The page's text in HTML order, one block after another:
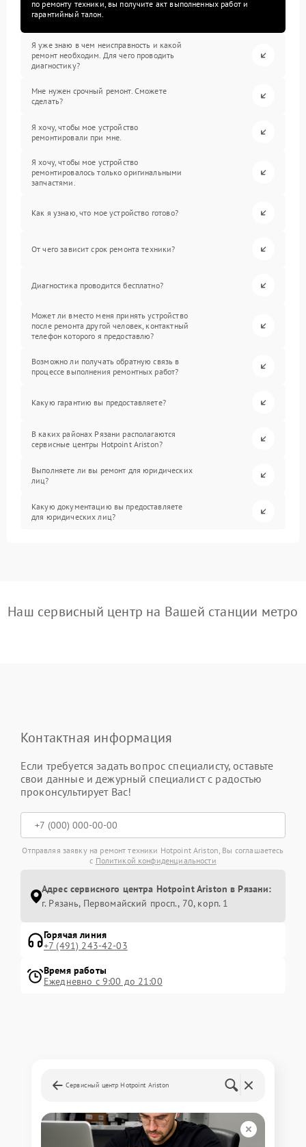
по ремонту техники, вы получите акт выполненных работ и
гарантийный талон.
Я уже знаю в чем неисправность и какой
ремонт необходим. Для чего проводить
диагностику?
Мне нужен срочный ремонт. Сможете
сделать?
Я хочу, чтобы мое устройство
ремонтировали при мне.
Я хочу, чтобы мое устройство
ремонтировалось только оригинальными
запчастями.
Как я узнаю, что мое устройство готово?
От чего зависит срок ремонта техники?
Диагностика проводится бесплатно?
Может ли вместо меня принять устройство
после ремонта другой человек, контактный
телефон которого я предоставлю?
Возможно ли получать обратную связь в
процессе выполнения ремонтных работ?
Какую гарантию вы предоставляете?
В каких районах Рязани располагаются
сервисные центры Hotpoint Ariston?
Выполняете ли вы ремонт для юридических
лиц?
Какую документацию вы предоставляете
для юридических лиц?
Наш сервисный центр на Вашей станции метро
Контактная информация
Если требуется задать вопрос специалисту, оставьте
свои данные и дежурный специалист с радостью
проконсультирует Вас!
Отправляя заявку на ремонт техники Hotpoint Ariston, Вы соглашаетесь
с Политикой конфиденциальности
Адрес сервисного центра Hotpoint Ariston в Рязани:
г. Рязань, Первомайский просп., 70, корп. 1
Горячая линия
+7 (491) 243-42-03
Время работы
Ежедневно с 9:00 до 21:00
Сервисный центр Hotpoint Ariston